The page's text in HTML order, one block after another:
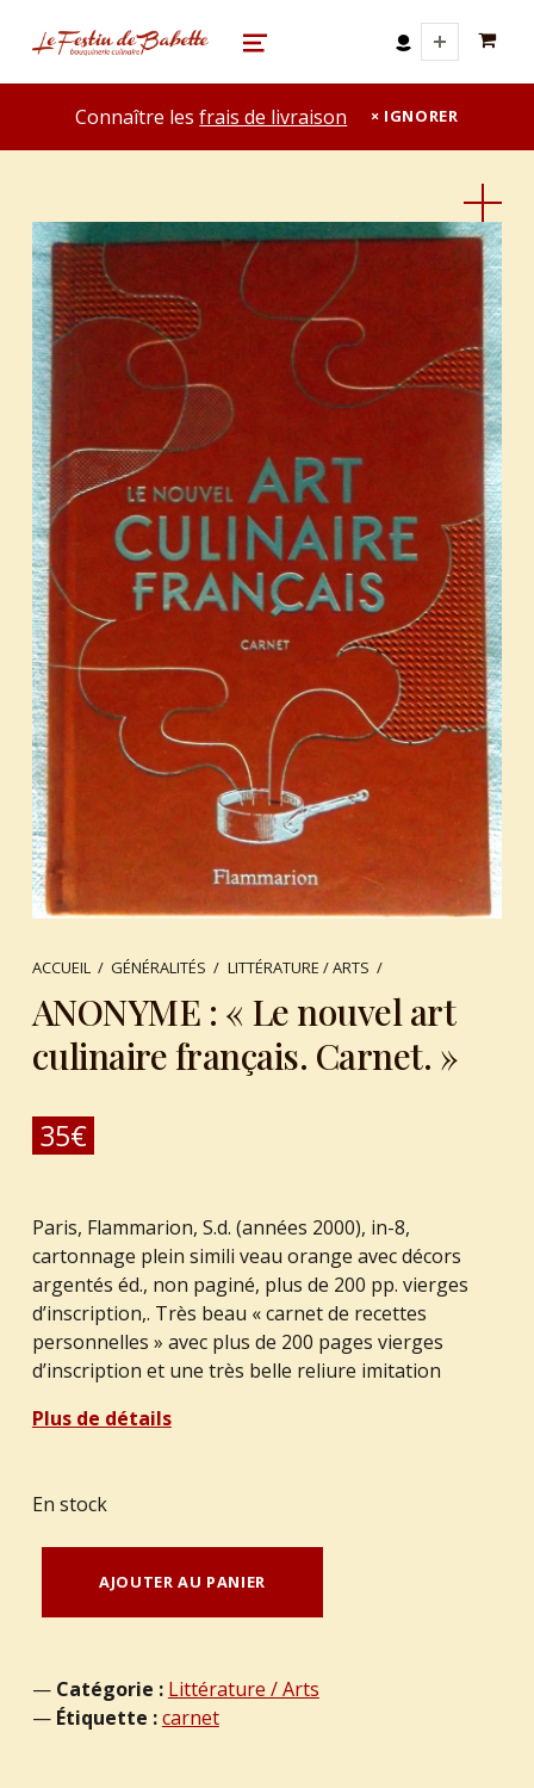
le festin de babette
"LE FESTIN DE BABETTE" – BOUQUINERIE GASTRONOMIQUE MENU
Connaître lesfrais de livraison IGNORER
ACCUEIL / GÉNÉRALITÉS / LITTÉRATURE / ARTS /
ANONYME : « Le nouvel art
culinaire français. Carnet. »
35€
Paris, Flammarion, S.d. (années 2000), in-8,
cartonnage plein simili veau orange avec décors
argentés éd., non paginé, plus de 200 pp. vierges
d’inscription,. Très beau « carnet de recettes
personnelles » avec plus de 200 pages vierges
d’inscription et une très belle reliure imitation
Plus de détails
En stock
AJOUTER AU PANIER
Catégorie : Littérature / Arts
Étiquette :carnet